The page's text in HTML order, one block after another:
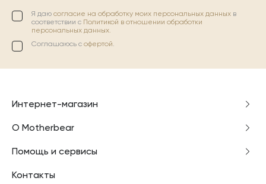
Я даю согласие на обработку моих персональных данных в
соответствии с Политикой в отношении обработки
персональных данных.
Соглашаюсь с офертой.
Интернет-магазин
О Motherbear
Помощь и сервисы
Контакты